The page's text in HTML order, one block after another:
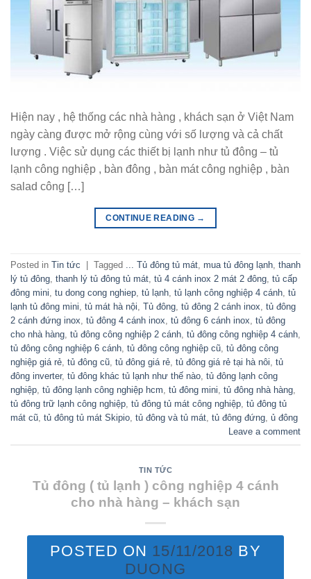
Hiện nay , hệ thống các nhà hàng , khách sạn ở Việt Nam
ngày càng được mở rộng cùng với số lượng và cả chất
lượng . Việc sử dụng các thiết bị lạnh như tủ đông – tủ
lạnh công nghiệp , bàn đông , bàn mát công nghiệp , bàn
salad công […]
CONTINUE READING →
Posted in Tin tức Tagged ... Tủ đông tủ mát mua tủ đông lạnh thanh
lý tủ đông thanh lý tủ đông tủ mát tủ 4 cánh inox 2 mát 2 đông tủ cấp
đông mini tu dong cong nghiep tủ lạnh tủ lạnh công nghiệp 4 cánh tủ
lạnh tủ đông mini tủ mát hà nội Tủ đông tủ đông 2 cánh inox tủ đông
2 cánh đứng inox tủ đông 4 cánh inox tủ đông 6 cánh inox tủ đông
cho nhà hàng tủ đông công nghiệp 2 cánh tủ đông công nghiệp 4 cánh
tủ đông công nghiệp 6 cánh tủ đông công nghiệp cũ tủ đông công
nghiệp giá rẻ tủ đông cũ tủ đông giá rẻ tủ đông giá rẻ tại hà nôi tủ
đông inverter, tủ đông khác tủ lạnh như thế nào tủ đông lạnh công
nghiệp tủ đông lạnh công nghiệp hcm tủ đông mini tủ đông nhà hàng
tủ đông trữ lạnh công nghiệp tủ đông tủ mát công nghiệp tủ đông tủ
mát cũ tủ đông tủ mát Skipio tủ đông và tủ mát tủ đông đứng ủ đông
Leave a comment
TIN TỨC
Tủ đông ( tủ lạnh ) công nghiệp 4 cánh
cho nhà hàng – khách sạn
POSTED ON 15/11/2018 BY
DUONG